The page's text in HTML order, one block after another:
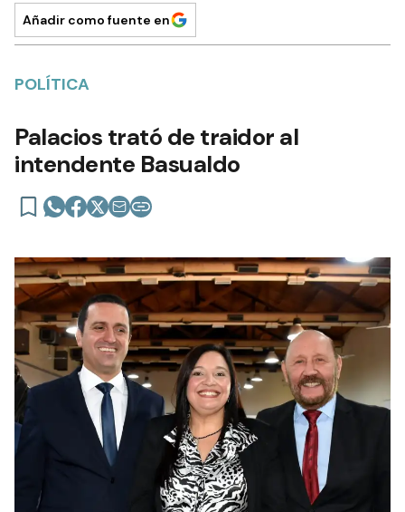
Añadir como fuente en
POLÍTICA
Palacios trató de traidor al
intendente Basualdo